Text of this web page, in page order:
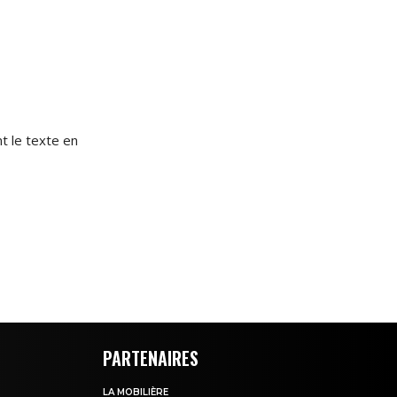
le texte en
PARTENAIRES
LA MOBILIÈRE